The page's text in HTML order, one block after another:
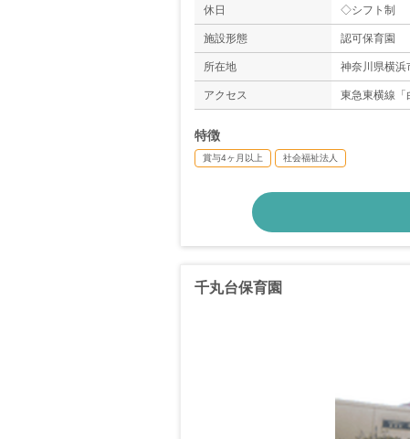
休日 ◇シフト制
施設形態 認可保育園
所在地 神奈川県横浜
アクセス 東急東横線「
特徴
賞与4ヶ月以上 社会福祉法人
千丸台保育園